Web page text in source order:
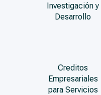
Investigación y
Desarrollo
Creditos
Empresariales
para Servicios